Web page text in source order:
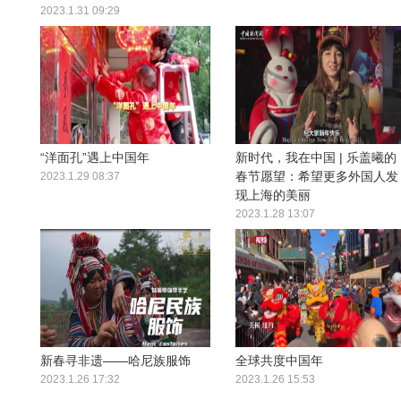
2023.1.31 09:29
“洋面孔”遇上中国年
2023.1.29 08:37
新时代，我在中国 | 乐盖曦的
春节愿望：希望更多外国人发
现上海的美丽
2023.1.28 13:07
新春寻非遗——哈尼族服饰
2023.1.26 17:32
全球共度中国年
2023.1.26 15:53